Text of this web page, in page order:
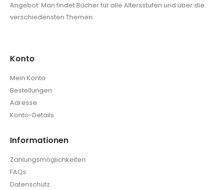
Angebot. Man findet Bücher für alle Altersstufen und über die
verschiedensten Themen.
Konto
Mein Konto
Bestellungen
Adresse
Konto-Details
Informationen
Zahlungsmöglichkeiten
FAQs
Datenschutz